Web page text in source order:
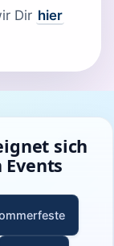
Dir hier
sich